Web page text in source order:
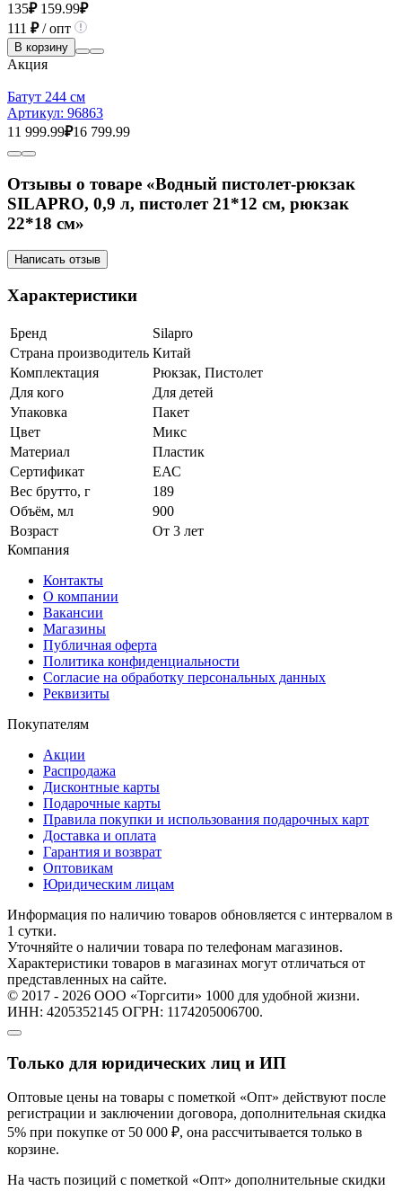
135₽ 159.99₽
111 ₽/ опт
В корзину
Акция
Батут 244 см
Артикул: 96863
11 999.99₽16 799.99
Отзывы о товаре «Водный пистолет-рюкзак
SILAPRO, 0,9 л, пистолет 21*12 см, рюкзак
22*18 см»
Написать отзыв
Характеристики
Бренд
Silapro
Страна производитель Китай
Комплектация
Рюкзак, Пистолет
Для кого
Для детей
Упаковка
Пакет
Цвет
Микс
Материал
Пластик
Сертификат
ЕАС
Вес брутто, г
189
Объём, мл
900
Возраст
От 3 лет
Компания
Контакты
О компании
Вакансии
Магазины
Публичная оферта
Политика конфиденциальности
Согласие на обработку персональных данных
Реквизиты
Покупателям
Акции
Распродажа
Дисконтные карты
Подарочные карты
Правила покупки и использования подарочных карт
Доставка и оплата
Гарантия и возврат
Оптовикам
Юридическим лицам
Информация по наличию товаров обновляется с интервалом в
1 сутки.
Уточняйте о наличии товара по телефонам магазинов.
Характеристики товаров в магазинах могут отличаться от
представленных на сайте.
© 2017 - 2026 ООО «Торгсити» 1000 для удобной жизни.
ИНН: 4205352145 ОГРН: 1174205006700.
Только для юридических лиц и ИП
Оптовые цены на товары с пометкой «Опт» действуют после
регистрации и заключении договора, дополнительная скидка
5% при покупке от 50 000 ₽, она рассчитывается только в
корзине.
На часть позиций с пометкой «Опт» дополнительные скидки